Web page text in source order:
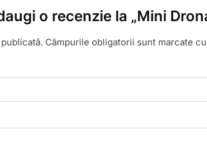
o recenzie la „Mini
Câmpurile obligatorii sunt marcate cu